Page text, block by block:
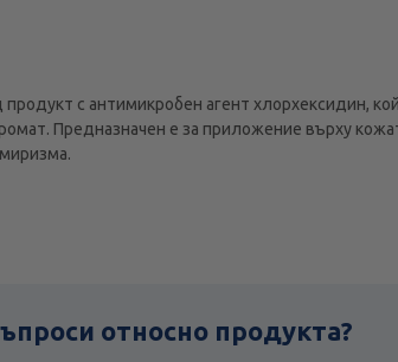
с антимикробен агент хлорхексидин,
Предназначен е за приложение върху
относно продукта?